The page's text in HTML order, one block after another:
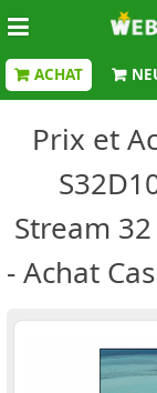
ACHAT
Prix et
Stream 32
- Achat